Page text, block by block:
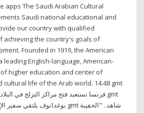
apps The Saudi Arabian Cultural
Saudi national educational and
our country with qualified
achieving the country's goals of
Founded in 1919, the American
leading English-language, American-
higher education and center of
cultural life of the Arab world. 14:48 gmt